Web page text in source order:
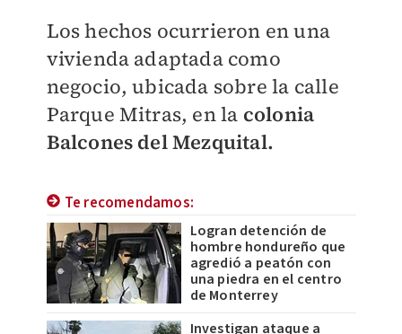
Los hechos ocurrieron en una
vivienda adaptada como
negocio, ubicada sobre la calle
Parque Mitras, en la colonia
Balcones del Mezquital.
Te recomendamos:
Logran detención de
hombre hondureño que
agredió a peatón con
una piedra en el centro
de Monterrey
Investigan ataque a